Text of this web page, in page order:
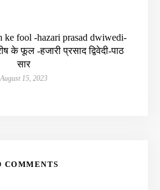
ke fool -hazari prasad dwiwedi-
के फूल -हजारी प्रसाद द्विवेदी-पाठ
सार
August 15, 2023
COMMENTS